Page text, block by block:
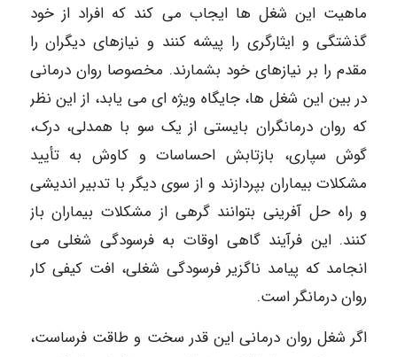
ماهیت این شغل ها ایجاب می کند که افراد از خود
گذشتگی و ایثارگری را پیشه کنند و نیازهای دیگران را
مقدم را بر نیازهای خود بشمارند. مخصوصا روان درمانی
در بین این شغل ها، جایگاه ویژه ای می یابد، از این نظر
که روان درمانگران بایستی از یک سو با همدلی، درک،
گوش سپاری، بازتابش احساسات و کاوش به تأیید
مشکلات بیماران بپردازند و از سوی دیگر با تدبیر اندیشی
و راه حل آفرینی بتوانند گرهی از مشکلات بیماران باز
کنند. این فرآیند گاهی اوقات به فرسودگی شغلی می
انجامد که پیامد ناگزیر فرسودگی شغلی، افت کیفی کار
روان درمانگر است.
اگر شغل روان درمانی این قدر سخت و طاقت فرساست،